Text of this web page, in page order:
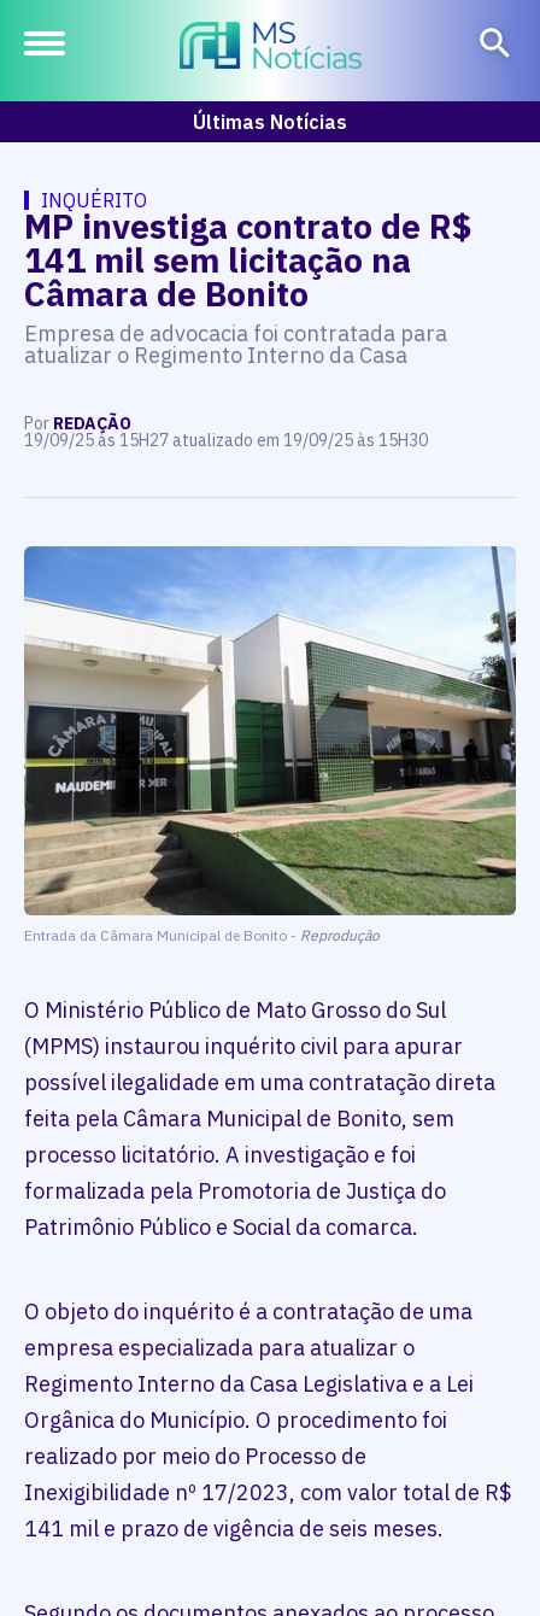
Últimas Notícias
INQUÉRITO
MP investiga contrato de R$
141 mil sem licitação na
Câmara de Bonito
Empresa de advocacia foi contratada para
atualizar o Regimento Interno da Casa
Por REDAÇÃO
19/09/25 às 15H27 atualizado em 19/09/25 às 15H30
Entrada da Câmara Municipal de Bonito - Reprodução
O Ministério Público de Mato Grosso do Sul
(MPMS) instaurou inquérito civil para apurar
possível ilegalidade em uma contratação direta
feita pela Câmara Municipal de Bonito, sem
processo licitatório. A investigação e foi
formalizada pela Promotoria de Justiça do
Patrimônio Público e Social da comarca.
O objeto do inquérito é a contratação de uma
empresa especializada para atualizar o
Regimento Interno da Casa Legislativa e a Lei
Orgânica do Município. O procedimento foi
realizado por meio do Processo de
Inexigibilidade nº 17/2023, com valor total de R$
141 mil e prazo de vigência de seis meses.